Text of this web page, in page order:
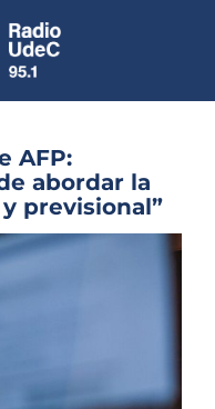
en vivo
AFP:
abordar la
previsional”